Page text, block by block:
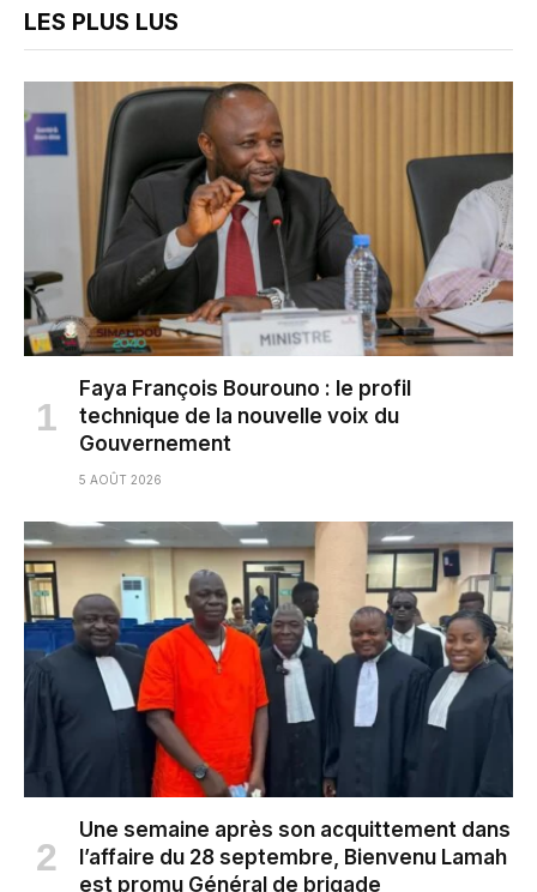
LES PLUS LUS
Faya François Bourouno : le profil
technique de la nouvelle voix du
Gouvernement
5 AOÛT 2026
Une semaine après son acquittement dans
l’affaire du 28 septembre, Bienvenu Lamah
est promu Général de brigade